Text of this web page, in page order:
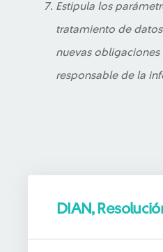
Estipula los
tratamiento de
nuevas obligaciones
responsable de la
DIAN,